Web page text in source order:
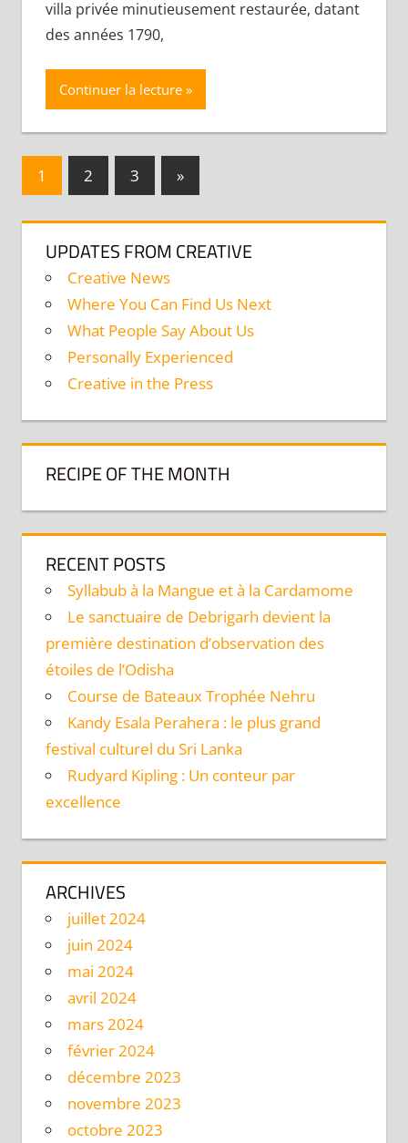
villa privée minutieusement restaurée, datant
des années 1790,
Continuer la lecture
Navigation
articles
1 2 3
Publications
suivantes :
»
UPDATES FROM CREATIVE
Creative News
Where You Can Find Us Next
What People Say About Us
Personally Experienced
Creative in the Press
RECIPE OF THE MONTH
RECENT POSTS
Syllabub à la Mangue et à la Cardamome
Le sanctuaire de Debrigarh devient la
première destination d’observation des
étoiles de l’Odisha
Course de Bateaux Trophée Nehru
Kandy Esala Perahera : le plus grand
festival culturel du Sri Lanka
Rudyard Kipling : Un conteur par
excellence
ARCHIVES
juillet 2024
juin 2024
mai 2024
avril 2024
mars 2024
février 2024
décembre 2023
novembre 2023
octobre 2023